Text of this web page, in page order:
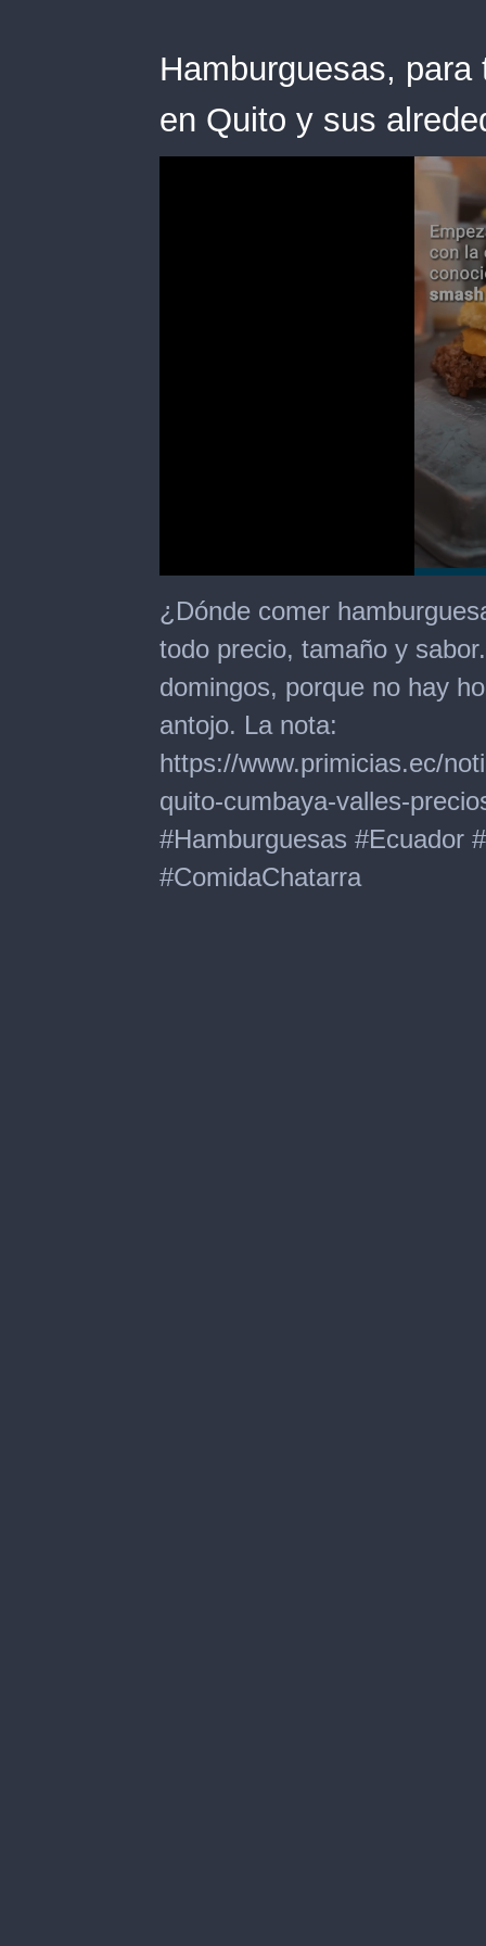
Hamburguesas,
en Quito y sus
seconds
of
minutes,
seconds
¿Dónde comer
todo precio, tamaño y
domingos, porque no hay
antojo. La nota:
https://www.primicias.ec/
quito-cumbaya-valles-
#Hamburguesas #Ecuador
#ComidaChatarra